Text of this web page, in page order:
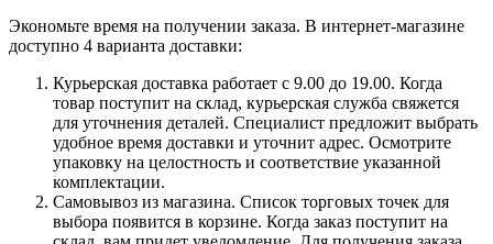
Экономьте время на получении заказа. В интернет-магазине
доступно 4 варианта доставки:
Курьерская доставка работает с 9.00 до 19.00. Когда
товар поступит на склад, курьерская служба свяжется
для уточнения деталей. Специалист предложит выбрать
удобное время доставки и уточнит адрес. Осмотрите
упаковку на целостность и соответствие указанной
комплектации.
Самовывоз из магазина. Список торговых точек для
выбора появится в корзине. Когда заказ поступит на